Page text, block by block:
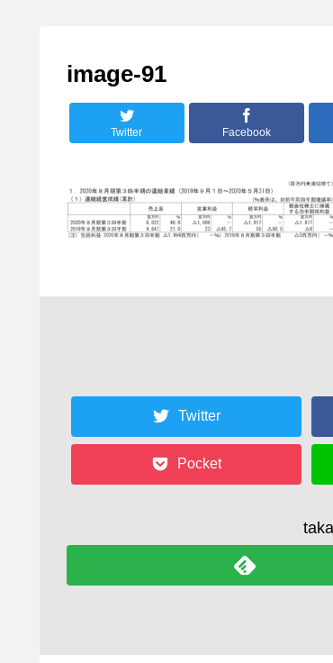
image-91
Twitter Facebook
Twitter
Pocket